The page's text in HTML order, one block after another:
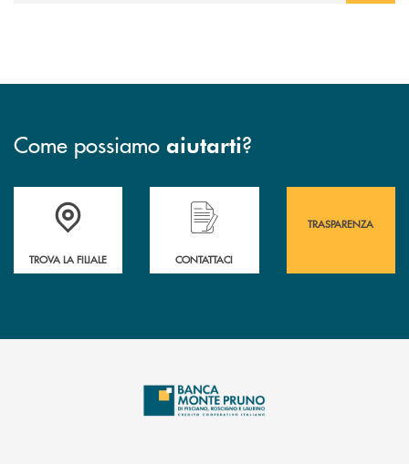
Come possiamo aiutarti?
Accedi all' elenco completo&nbsp; delle&nbsp; filiali&nbsp; di Banca
TROVA LA FILIALE
Hai bisogno di assistenza immediata?
CONTATTACI
TRASPARENZA